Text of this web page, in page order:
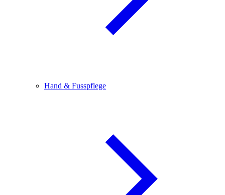
Hand & Fusspflege